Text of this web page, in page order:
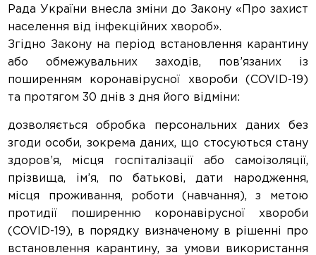
Рада України внесла зміни до Закону «Про захист
населення від інфекційних хвороб».
Згідно Закону на період встановлення карантину
або обмежувальних заходів, пов’язаних із
поширенням коронавірусної хвороби (COVID-19)
та протягом 30 днів з дня його відміни:
дозволяється обробка персональних даних без
згоди особи, зокрема даних, що стосуються стану
здоров’я, місця госпіталізації або самоізоляції,
прізвища, ім’я, по батькові, дати народження,
місця проживання, роботи (навчання), з метою
протидії поширенню коронавірусної хвороби
(COVID-19), в порядку визначеному в рішенні про
встановлення карантину, за умови використання